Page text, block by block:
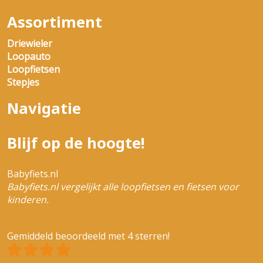
Assortiment
Driewieler
Loopauto
Loopfietsen
Stepjes
Navigatie
Blijf op de hoogte!
Babyfiets.nl
Babyfiets.nl vergelijkt alle loopfietsen en fietsen voor
kinderen.
Gemiddeld beoordeeld met 4 sterren!